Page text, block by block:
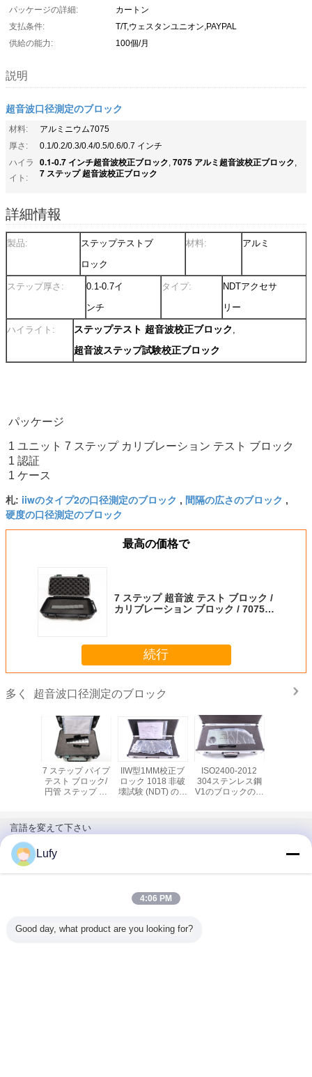
パッケージの詳細:
カートン
支払条件:
T/T,ウェスタンユニオン,PAYPAL
供給の能力:
100個/月
説明
超音波口径測定のブロック
材料:
アルミニウム7075
厚さ:
0.1/0.2/0.3/0.4/0.5/0.6/0.7 インチ
ハイラ
イト:
0.1-0.7 インチ超音波校正ブロック, 7075 アルミ超音波校正ブロック,
7 ステップ 超音波校正ブロック
詳細情報
製品:
ステップテストブ
ロック
材料: アルミ
ステップ厚さ:
0.1-0.7イ
ンチ
タイプ:
NDTアクセサ
リー
ハイライト: ステップテスト 超音波校正ブロック
超音波ステップ試験校正ブロック
パッケージ
1 ユニット 7 ステップ カリブレーション テスト ブロック
1 認証
1 ケース
札: iiwのタイプ2の口径測定のブロック , 間隔の広さのブロック ,
硬度の口径測定のブロック
最高の価格で
7 ステップ 超音波 テスト ブロック /
カリブレーション ブロック / 7075
続行
多く 超音波口径測定のブロック
7 ステップ パイプ
テスト ブロック/
円管 ステップ ブ
IIW型1MM校正ブ
ロック 1018 非破
壊試験 (NDT) の鋼
ISO2400-2012
304ステンレス鋼
V1のブロックの口
言語を変えて下さい
Japanese
デスクトップの眺め
Lufy
4:06 PM
Good day, what product are you looking for?